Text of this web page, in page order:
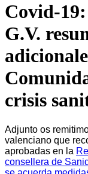
Covid-
G.V.
crisis
Adjunto os
valenciano que
aprobadas en la
consellera de